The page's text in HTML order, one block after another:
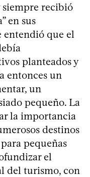
siempre recibió
en sus
entendió que el
planteados y
entonces un
un
pequeño. La
la importancia
destinos
pequeñas
el
del turismo, con